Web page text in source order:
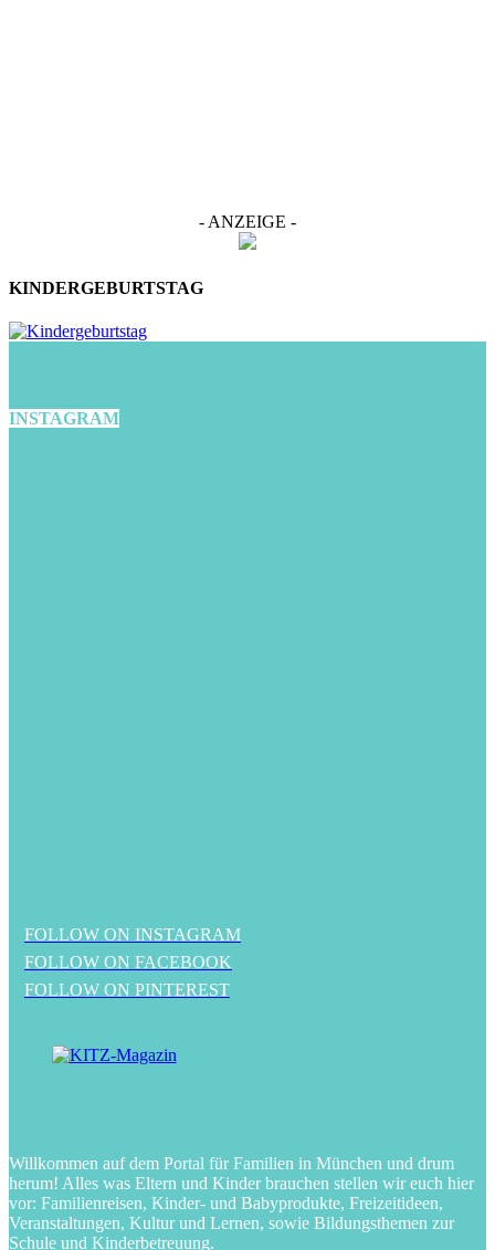
- ANZEIGE -
KINDERGEBURTSTAG
INSTAGRAM
FOLLOW ON INSTAGRAM
FOLLOW ON FACEBOOK
FOLLOW ON PINTEREST
Willkommen auf dem Portal für Familien in München und drum
herum! Alles was Eltern und Kinder brauchen stellen wir euch hier
vor: Familienreisen, Kinder- und Babyprodukte, Freizeitideen,
Veranstaltungen, Kultur und Lernen, sowie Bildungsthemen zur
Schule und Kinderbetreuung.